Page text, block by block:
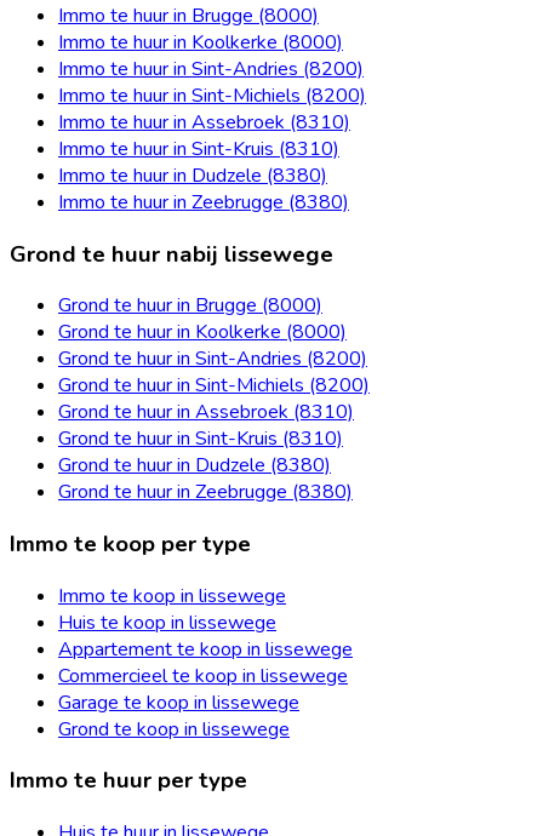
Immo te huur in Brugge (8000)
Immo te huur in Koolkerke (8000)
Immo te huur in Sint-Andries (8200)
Immo te huur in Sint-Michiels (8200)
Immo te huur in Assebroek (8310)
Immo te huur in Sint-Kruis (8310)
Immo te huur in Dudzele (8380)
Immo te huur in Zeebrugge (8380)
Grond te huur nabij lissewege
Grond te huur in Brugge (8000)
Grond te huur in Koolkerke (8000)
Grond te huur in Sint-Andries (8200)
Grond te huur in Sint-Michiels (8200)
Grond te huur in Assebroek (8310)
Grond te huur in Sint-Kruis (8310)
Grond te huur in Dudzele (8380)
Grond te huur in Zeebrugge (8380)
Immo te koop per type
Immo te koop in lissewege
Huis te koop in lissewege
Appartement te koop in lissewege
Commercieel te koop in lissewege
Garage te koop in lissewege
Grond te koop in lissewege
Immo te huur per type